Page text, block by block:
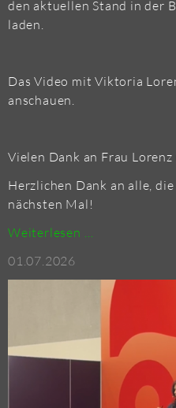
den ak­tu­el­len Stand in der
la­den.
Das Video mit Vik­to­ria
an­schau­en.
Vie­len Dank an Frau
Herz­li­chen Dank an alle,
nächs­ten Mal!
Wei­ter­le­sen …
DER
FEU­
RUTZ
2026
01.07.2026